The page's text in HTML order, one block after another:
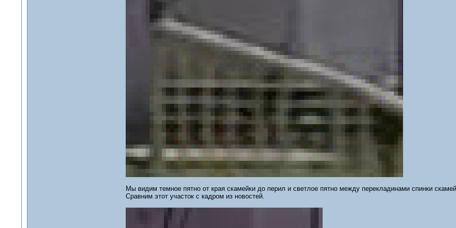
Мы видим темное пятно от края скамейки до перил и светлое пятно между перекладинами спинки
Сравним этот участок с кадром из новостей.